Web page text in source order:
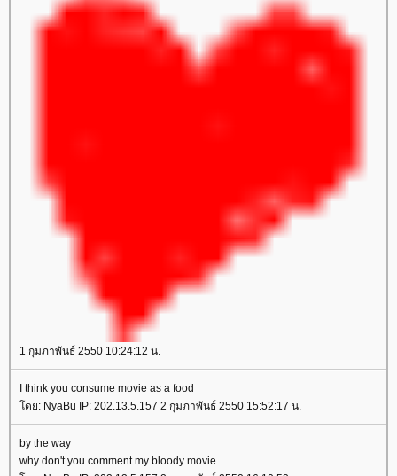
1 กุมภาพันธ์ 2550 10:24:12 น.
I think you consume movie as a food
ดย: NyaBu IP: 202.13.5.157 2 กุมภาพันธ์ 2550 15:52:17 น.
by the way
why don't you comment my bloody movie